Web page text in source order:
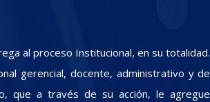
al proceso Institucional, en su totalidad.
gerencial, docente, administrativo y de
que a través de su acción, le agregue